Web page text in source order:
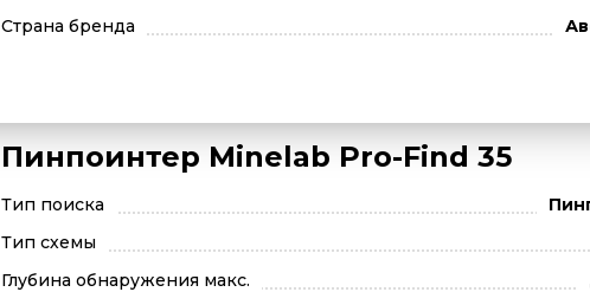
Страна бренда
Пинпоинтер Minelab Pro-Find 35
Тип поиска
Тип схемы
Глубина обнаружения макс.